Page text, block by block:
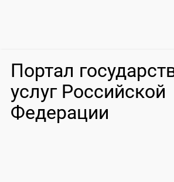
Портал
услуг Российской
Федерации